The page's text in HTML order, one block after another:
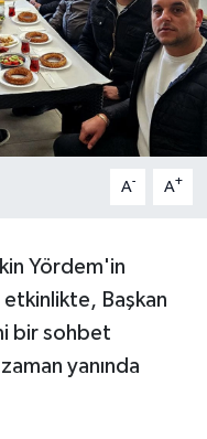
A- A+
Yördem'in
Başkan
bir sohbet
yanında